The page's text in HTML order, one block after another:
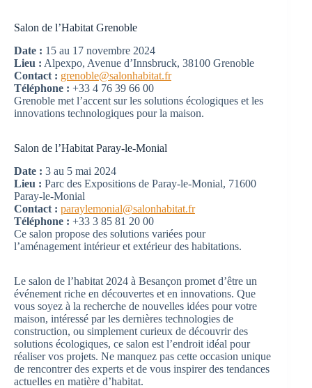
Salon de l’Habitat Grenoble
Date : 15 au 17 novembre 2024
Lieu : Alpexpo, Avenue d’Innsbruck, 38100 Grenoble
Contact : grenoble@salonhabitat.fr
Téléphone : +33 4 76 39 66 00
Grenoble met l’accent sur les solutions écologiques et les
innovations technologiques pour la maison.
Salon de l’Habitat Paray-le-Monial
Date : 3 au 5 mai 2024
Lieu : Parc des Expositions de Paray-le-Monial, 71600
Paray-le-Monial
Contact : paraylemonial@salonhabitat.fr
Téléphone : +33 3 85 81 20 00
Ce salon propose des solutions variées pour
l’aménagement intérieur et extérieur des habitations.
Le salon de l’habitat 2024 à Besançon promet d’être un
événement riche en découvertes et en innovations. Que
vous soyez à la recherche de nouvelles idées pour votre
maison, intéressé par les dernières technologies de
construction, ou simplement curieux de découvrir des
solutions écologiques, ce salon est l’endroit idéal pour
réaliser vos projets. Ne manquez pas cette occasion unique
de rencontrer des experts et de vous inspirer des tendances
actuelles en matière d’habitat.